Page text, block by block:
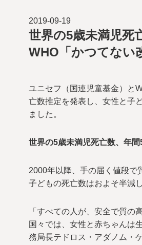
2019-09-19
世界の5歳未満児死
WHO「かつてない
ユニセフ（国連児童基金）と
亡数推定を発表し、女性と子
ました。
世界の5歳未満児死亡数、年
2000年以降、手の届く値段で
子どもの死亡数はおよそ半減
「すべての人が、安全で質の
国々では、女性と赤ちゃんは
務局長テドロス・アダノム・